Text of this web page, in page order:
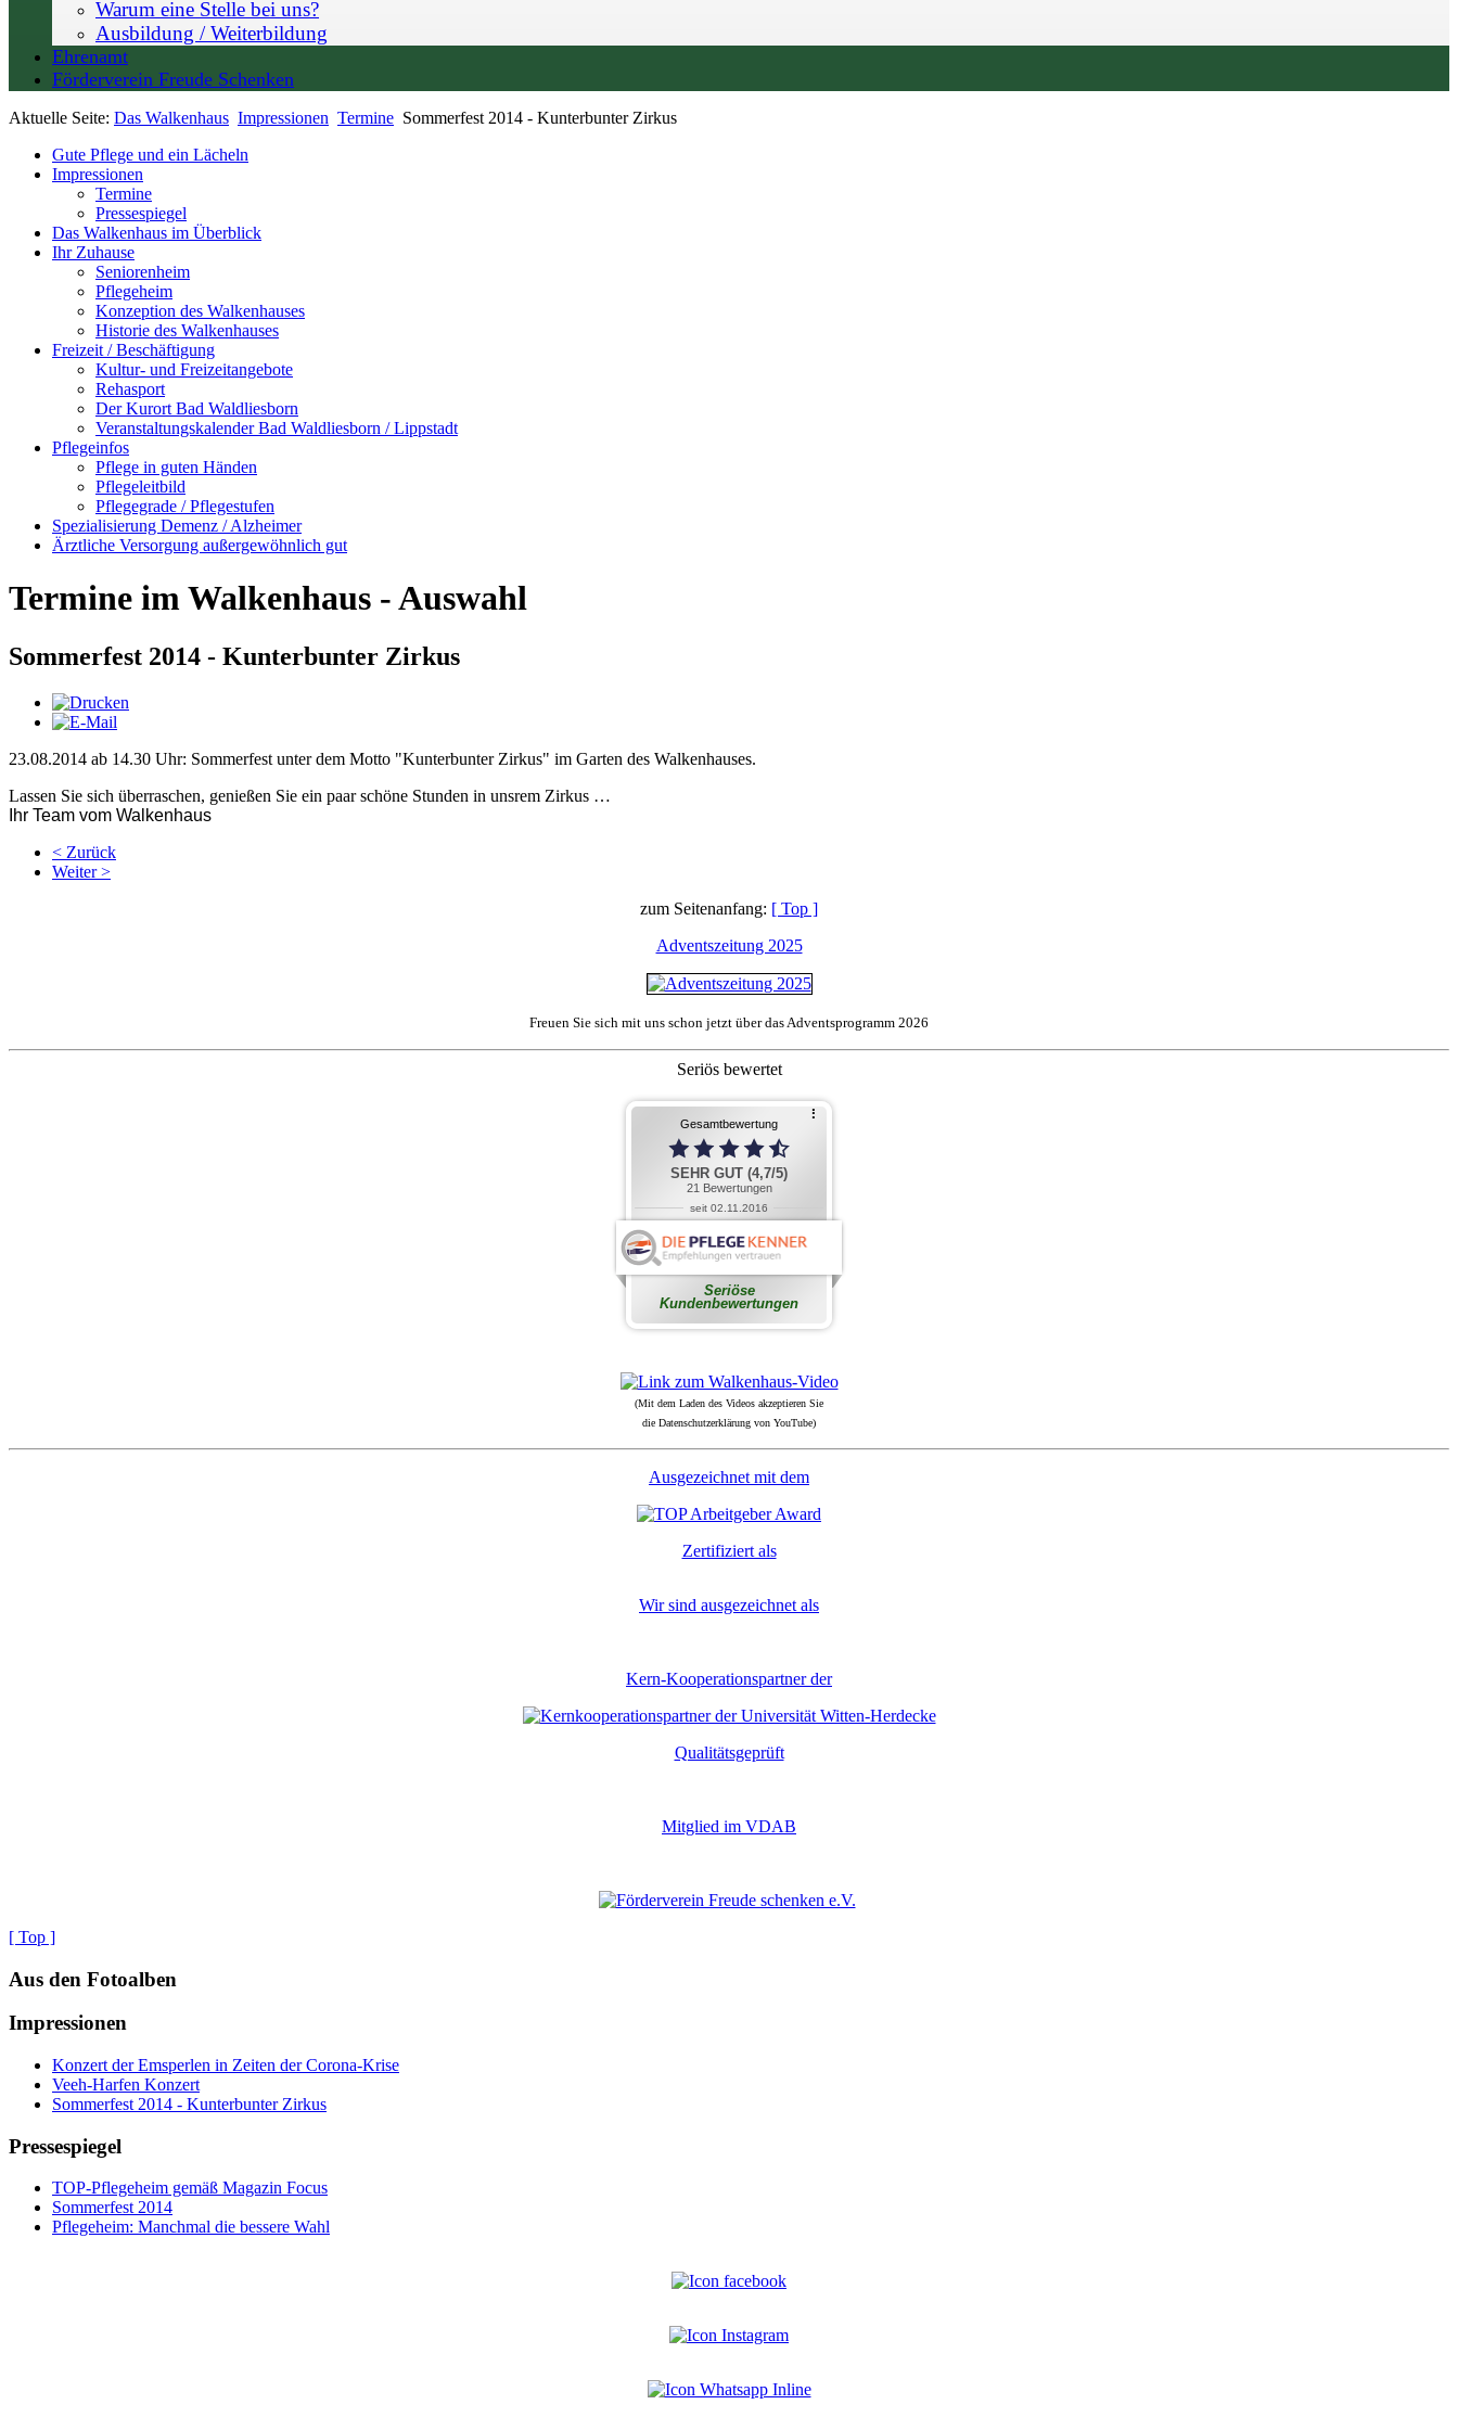
Warum eine Stelle bei uns?
Ausbildung / Weiterbildung
Ehrenamt
Förderverein Freude Schenken
Aktuelle Seite: Das Walkenhaus Impressionen Termine Sommerfest 2014 - Kunterbunter Zirkus
Gute Pflege und ein Lächeln
Impressionen
Termine
Pressespiegel
Das Walkenhaus im Überblick
Ihr Zuhause
Seniorenheim
Pflegeheim
Konzeption des Walkenhauses
Historie des Walkenhauses
Freizeit / Beschäftigung
Kultur- und Freizeitangebote
Rehasport
Der Kurort Bad Waldliesborn
Veranstaltungskalender Bad Waldliesborn / Lippstadt
Pflegeinfos
Pflege in guten Händen
Pflegeleitbild
Pflegegrade / Pflegestufen
Spezialisierung Demenz / Alzheimer
Ärztliche Versorgung außergewöhnlich gut
Termine im Walkenhaus - Auswahl
Sommerfest 2014 - Kunterbunter Zirkus
23.08.2014 ab 14.30 Uhr: Sommerfest unter dem Motto "Kunterbunter Zirkus" im Garten des Walkenhauses.
Lassen Sie sich überraschen, genießen Sie ein paar schöne Stunden in unsrem Zirkus …
Ihr Team vom Walkenhaus
< Zurück
Weiter >
zum Seitenanfang: [ Top ]
Adventszeitung 2025
Freuen Sie sich mit uns schon jetzt über das Adventsprogramm 2026
Seriös bewertet
(Mit dem Laden des Videos akzeptieren Sie
die Datenschutzerklärung von YouTube)
Ausgezeichnet mit dem
Zertifiziert als
Wir sind ausgezeichnet als
Kern-Kooperationspartner der
Qualitätsgeprüft
Mitglied im VDAB
[ Top ]
Aus den Fotoalben
Impressionen
Konzert der Emsperlen in Zeiten der Corona-Krise
Veeh-Harfen Konzert
Sommerfest 2014 - Kunterbunter Zirkus
Pressespiegel
TOP-Pflegeheim gemäß Magazin Focus
Sommerfest 2014
Pflegeheim: Manchmal die bessere Wahl